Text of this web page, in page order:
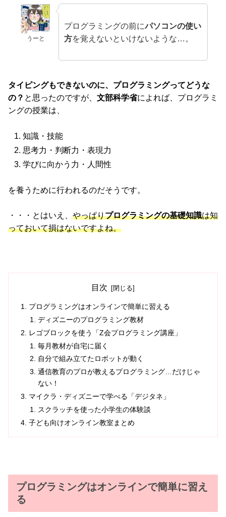
うーと
プログラミングの前にパソコンの使い
方を覚えないといけないような…。
タイピングもできないのに、プログラミングってどうな
の？ と思ったのですが、 文部科学省によれば、プログラミ
ングの授業は、
知識・技能
思考力・判断力・表現力
学びに向かう力・人間性
を養うために行われるのだそうです。
・・・とはいえ、 やっぱりプログラミングの基礎知識は知
っておいて損はないですよね。
目次
プログラミングはオンラインで簡単に習える
ディズニーのプログラミング教材
レゴブロックを使う「Z会プログラミング講座」
毎月教材が自宅に届く
自分で組み立てたロボットが動く
通信教育のプロが教えるプログラミング…だけじゃ
ない！
マイクラ・ディズニーで学べる「デジタネ」
スクラッチを使った小学生の体験談
子ども向けオンライン教室まとめ
プログラミングはオンラインで簡単に習え
る